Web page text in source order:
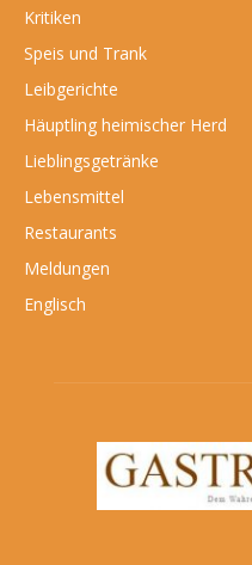
Kritiken
Speis und Trank
Leibgerichte
Häuptling heimischer Herd
Lieblingsgetränke
Lebensmittel
Restaurants
Meldungen
Englisch